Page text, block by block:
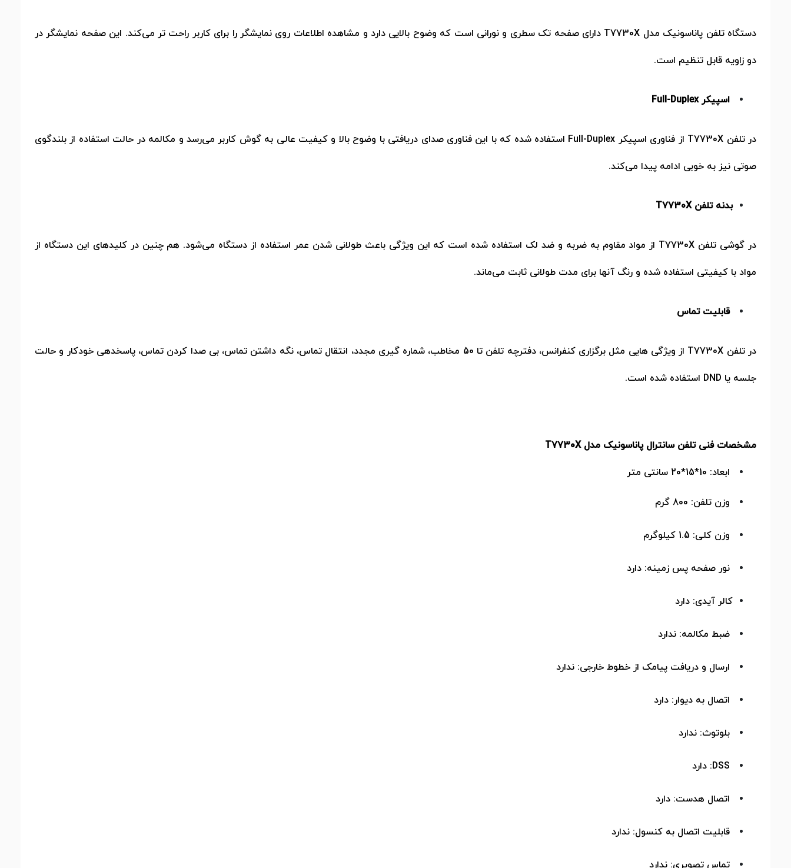
دستگاه تلفن پاناسونیک مدل T7730X دارای صفحه تک سطری و نورانی است که وضوح بالایی دارد و مشاهده اطلاعات روی نمایشگر را برای کاربر راحت تر می‌کند. این صفحه نمایشگر در
دو زاویه قابل تنظیم است.
اسپیکرFull-Duplex
در تلفن T7730X از فناوری اسپیکر Full-Duplex استفاده شده که با این فناوری صدای دریافتی با وضوح بالا و کیفیت عالی به گوش کاربر می‌رسد و مکالمه در حالت استفاده از بلندگوی
صوتی نیز به خوبی ادامه پیدا می‌کند.
بدنه تلفنT7730X
در گوشی تلفن T7730X از مواد مقاوم به ضربه و ضد لک استفاده شده است که این ویژگی باعث طولانی شدن عمر استفاده از دستگاه می‌شود. هم چنین در کلیدهای این دستگاه از
مواد با کیفیتی استفاده شده و رنگ آنها برای مدت طولانی ثابت می‌ماند.
قابلیت تماس
در تلفن T7730X از ویژگی هایی مثل برگزاری کنفرانس، دفترچه تلفن تا 50 مخاطب، شماره گیری مجدد، انتقال تماس، نگه داشتن تماس، بی صدا کردن تماس، پاسخدهی خودکار و حالت
جلسه یا DND استفاده شده است.
مشخصات فنی تلفن سانترال پاناسونیک مدل T7730X
ابعاد: 10*15*20 سانتی متر
وزن تلفن: 800 گرم
وزن کلی: 1.5 کیلوگرم
نور صفحه پس زمینه: دارد
کالر آیدی: دارد
ضبط مکالمه: ندارد
ارسال و دریافت پیامک از خطوط خارجی: ندارد
اتصال به دیوار: دارد
بلوتوث: ندارد
DSS: دارد
اتصال هدست: دارد
قابلیت اتصال به کنسول: ندارد
تماس تصویری: ندارد